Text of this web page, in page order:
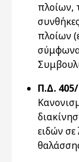
πλοίων,
πλοίων
Π.Δ.
ειδών